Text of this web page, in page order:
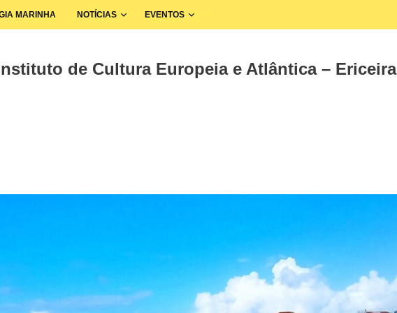
MARINHA NOTÍCIAS EVENTOS
de Cultura Europeia e Atlântica – Ericeira